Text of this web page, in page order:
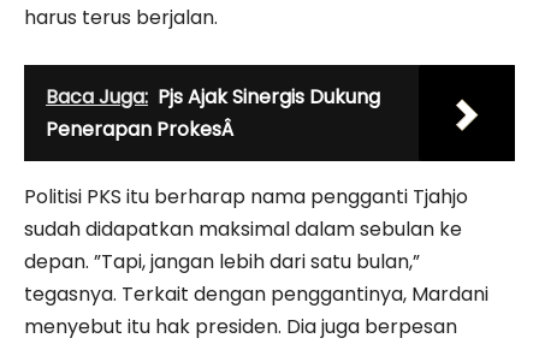
harus terus berjalan.
Baca Juga: Pjs Ajak Sinergis Dukung
Penerapan ProkesÂ
Politisi PKS itu berharap nama pengganti Tjahjo
sudah didapatkan maksimal dalam sebulan ke
depan. ”Tapi, jangan lebih dari satu bulan,”
tegasnya. Terkait dengan penggantinya, Mardani
menyebut itu hak presiden. Dia juga berpesan